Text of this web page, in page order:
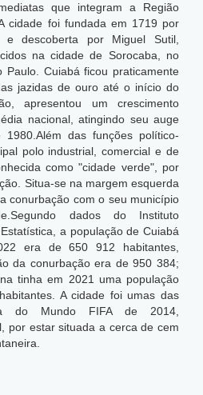
que integram a Região
cidade foi fundada em 1719 por
e descoberta por Miguel Sutil,
na cidade de Sorocaba, no
Cuiabá ficou praticamente
jazidas de ouro até o início do
apresentou um crescimento
nacional, atingindo seu auge
das funções político-
polo industrial, comercial e de
como "cidade verde", por
Situa-se na margem esquerda
conurbação com o seu município
dados do Instituto
a população de Cuiabá
era de 650 912 habitantes,
da conurbação era de 950 384;
tinha em 2021 uma população
A cidade foi umas das
do Mundo FIFA de 2014,
por estar situada a cerca de cem